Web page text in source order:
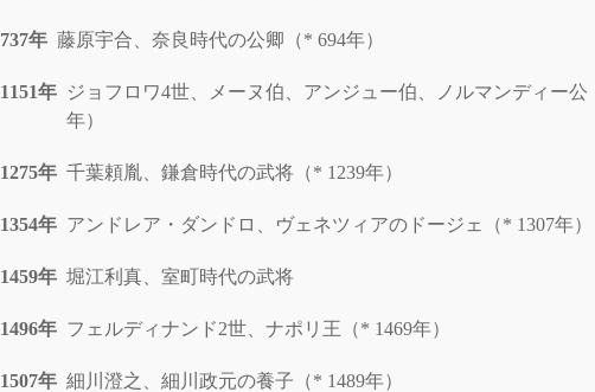
737年 藤原宇合、奈良時代の公卿（* 694年）
1151年 ジョフロワ4世、メーヌ伯、アンジュー伯、ノルマンディー公
年）
1275年 千葉頼胤、鎌倉時代の武将（* 1239年）
1354年 アンドレア・ダンドロ、ヴェネツィアのドージェ（* 1307年）
1459年 堀江利真、室町時代の武将
1496年 フェルディナンド2世、ナポリ王（* 1469年）
1507年 細川澄之、細川政元の養子（* 1489年）